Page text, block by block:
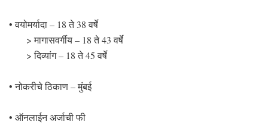
• वयोमर्यादा – 18 ते 38 वर्षे
> मागासवर्गीय – 18 ते 43 वर्षे
> दिव्यांग – 18 ते 45 वर्षे
• नोकरीचे ठिकाण – मुंबई
• ऑनलाईन अर्जाची फी